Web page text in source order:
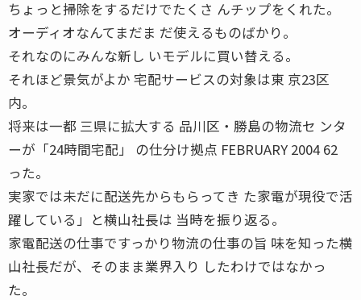
ちょっと掃除をするだけでたくさ んチップをくれた。
オーディオなんてまだま だ使えるものばかり。
それなのにみんな新し いモデルに買い替える。
それほど景気がよか 宅配サービスの対象は東 京23区
内。
将来は一都 三県に拡大する 品川区・勝島の物流セ ンタ
ーが「24時間宅配」 の仕分け拠点 FEBRUARY 2004 62
った。
実家では未だに配送先からもらってき た家電が現役で活
躍している」と横山社長は 当時を振り返る。
家電配送の仕事ですっかり物流の仕事の旨 味を知った横
山社長だが、そのまま業界入り したわけではなかっ
た。